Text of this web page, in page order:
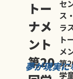
トー
ナメ
ント
第20
セ
ス
ラ
ト
メ
第
学
夢が現実